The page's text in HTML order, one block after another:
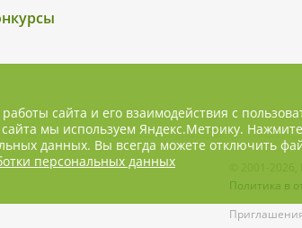
Политика в
сайта и его взаимодействия с
мы используем Яндекс.Метрику.
данных. Вы всегда можете отключить
персональных данных